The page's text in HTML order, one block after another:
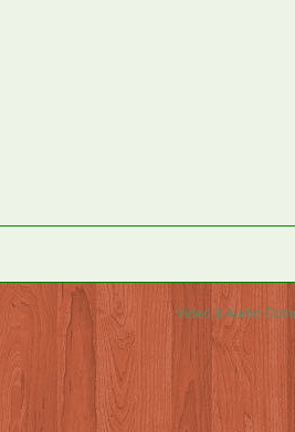
Video & Audio